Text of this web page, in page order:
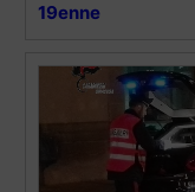
19enne